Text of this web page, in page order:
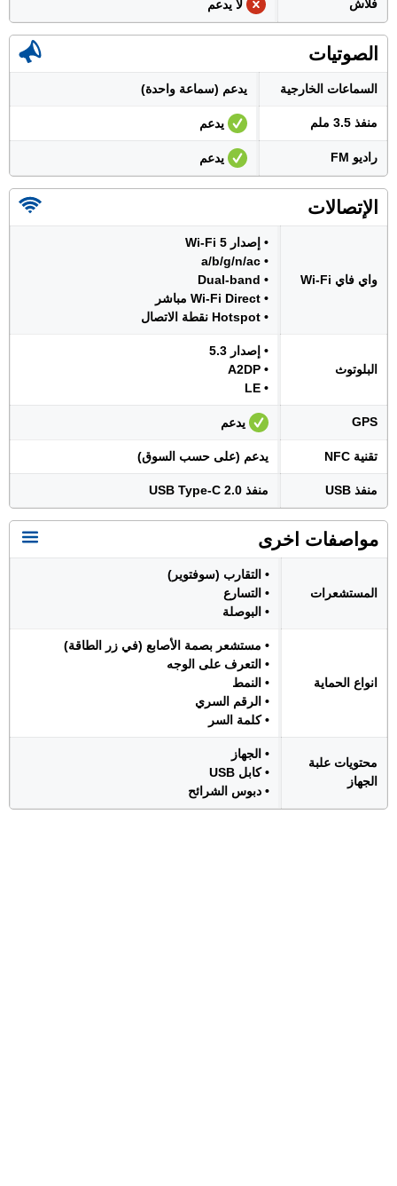
فلاش لا يدعم
الصوتيات
السماعات الخارجية يدعم (سماعة واحدة)
منفذ 3.5 ملم يدعم
راديو FM يدعم
الإتصالات
واي فاي Wi-Fi
• إصدار Wi-Fi 5
• a/b/g/n/ac
• Dual-band
• Wi-Fi Direct مباشر
• Hotspot نقطة الاتصال
البلوتوث
• إصدار 5.3
• A2DP
• LE
GPS يدعم
تقنية NFC يدعم (على حسب السوق)
منفذ USB منفذ USB Type-C 2.0
مواصفات اخرى
المستشعرات
• التقارب (سوفتوير)
• التسارع
• البوصلة
انواع الحماية
• مستشعر بصمة الأصابع (في زر الطاقة)
• التعرف على الوجه
• النمط
• الرقم السري
• كلمة السر
محتويات علبة
الجهاز
• الجهاز
• كابل USB
• دبوس الشرائح